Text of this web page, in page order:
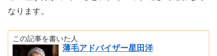
なります。
この記事を書いた人
薄毛アドバイザー星田洋